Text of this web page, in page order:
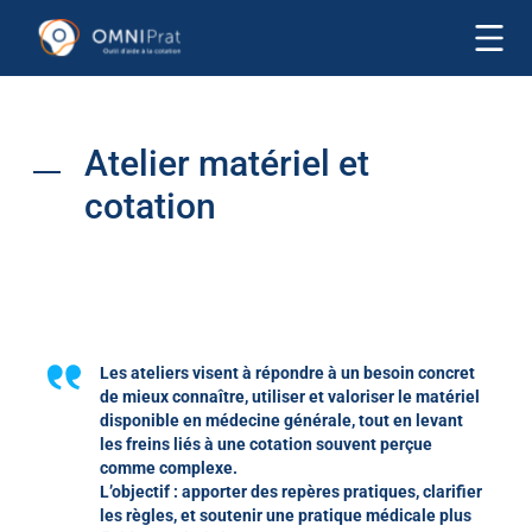
Atelier matériel et
cotation
Les ateliers visent à répondre à un besoin concret
de mieux connaître, utiliser et valoriser le matériel
disponible en médecine générale, tout en levant
les freins liés à une cotation souvent perçue
comme complexe.
L’objectif : apporter des repères pratiques, clarifier
les règles, et soutenir une pratique médicale plus